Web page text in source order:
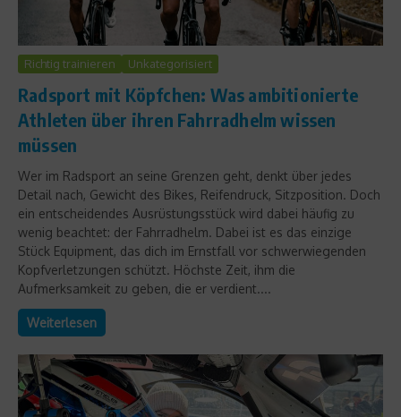
Richtig trainieren Unkategorisiert
Radsport mit Köpfchen: Was ambitionierte
Athleten über ihren Fahrradhelm wissen
müssen
Wer im Radsport an seine Grenzen geht, denkt über jedes
Detail nach, Gewicht des Bikes, Reifendruck, Sitzposition. Doch
ein entscheidendes Ausrüstungsstück wird dabei häufig zu
wenig beachtet: der Fahrradhelm. Dabei ist es das einzige
Stück Equipment, das dich im Ernstfall vor schwerwiegenden
Kopfverletzungen schützt. Höchste Zeit, ihm die
Aufmerksamkeit zu geben, die er verdient....
Weiterlesen